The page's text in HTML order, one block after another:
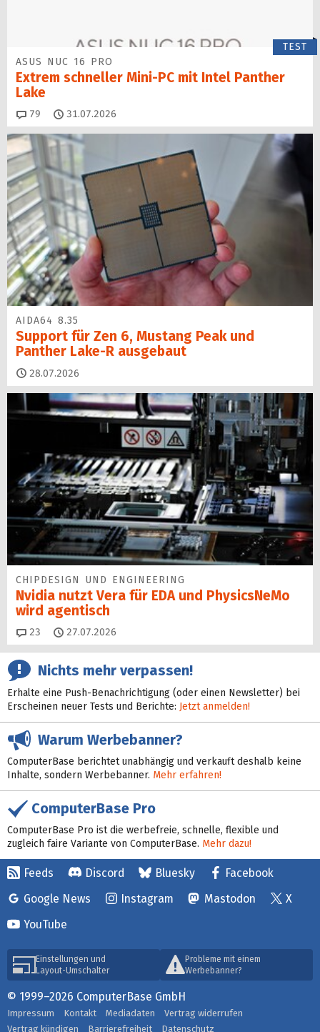
TEST
ASUS NUC 16 PRO
Extrem schneller Mini-PC mit Intel Panther
Lake
79 Kommentare
31.07.2026
AIDA64 8.35
Support für Zen 6, Mustang Peak und
Panther Lake-R ausgebaut
28.07.2026
CHIPDESIGN UND ENGINEERING
Nvidia nutzt Vera für EDA und PhysicsNeMo
wird agentisch
23 Kommentare
27.07.2026
Nichts mehr verpassen!
Erhalte eine Push-Benachrichtigung (oder einen Newsletter) bei
Erscheinen neuer Tests und Berichte: Jetzt anmelden!
Warum Werbebanner?
ComputerBase berichtet unabhängig und verkauft deshalb keine
Inhalte, sondern Werbebanner. Mehr erfahren!
ComputerBase Pro
ComputerBase Pro ist die werbefreie, schnelle, flexible und
zugleich faire Variante von ComputerBase. Mehr dazu!
Feeds Discord Bluesky
Facebook
Google News
Instagram Mastodon
X
YouTube
Einstellungen und
Layout-Umschalter
Probleme mit einem
Werbebanner?
© 1999–2026 ComputerBase GmbH
Impressum Kontakt Mediadaten
Vertrag widerrufen
Vertrag kündigen
Barrierefreiheit Datenschutz